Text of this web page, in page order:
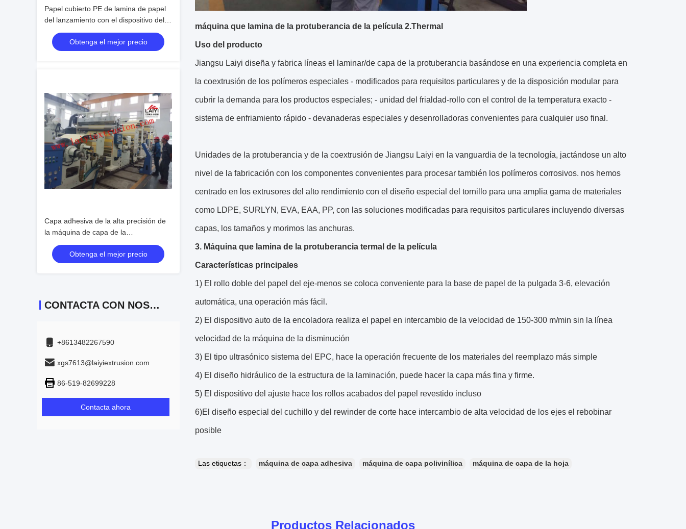
Papel cubierto PE de lamina de papel
del lanzamiento con el dispositivo del
ajuste
Obtenga el mejor precio
Capa adhesiva de la alta precisión de
la máquina de capa de la
protuberancia del papel de aluminio
Obtenga el mejor precio
CONTACTA CON NOSOTROS
+8613482267590
xgs7613@laiyiextrusion.com
86-519-82699228
Contacta ahora
máquina que lamina de la protuberancia de la película 2.Thermal
Uso del producto
Jiangsu Laiyi diseña y fabrica líneas el laminar/de capa de la protuberancia basándose en una experiencia completa en
la coextrusión de los polímeros especiales - modificados para requisitos particulares y de la disposición modular para
cubrir la demanda para los productos especiales; - unidad del frialdad-rollo con el control de la temperatura exacto -
sistema de enfriamiento rápido - devanaderas especiales y desenrolladoras convenientes para cualquier uso final.
Unidades de la protuberancia y de la coextrusión de Jiangsu Laiyi en la vanguardia de la tecnología, jactándose un alto
nivel de la fabricación con los componentes convenientes para procesar también los polímeros corrosivos. nos hemos
centrado en los extrusores del alto rendimiento con el diseño especial del tornillo para una amplia gama de materiales
como LDPE, SURLYN, EVA, EAA, PP, con las soluciones modificadas para requisitos particulares incluyendo diversas
capas, los tamaños y morimos las anchuras.
3. Máquina que lamina de la protuberancia termal de la película
Características principales
1) El rollo doble del papel del eje-menos se coloca conveniente para la base de papel de la pulgada 3-6, elevación
automática, una operación más fácil.
2) El dispositivo auto de la encoladora realiza el papel en intercambio de la velocidad de 150-300 m/min sin la línea
velocidad de la máquina de la disminución
3) El tipo ultrasónico sistema del EPC, hace la operación frecuente de los materiales del reemplazo más simple
4) El diseño hidráulico de la estructura de la laminación, puede hacer la capa más fina y firme.
5) El dispositivo del ajuste hace los rollos acabados del papel revestido incluso
6)El diseño especial del cuchillo y del rewinder de corte hace intercambio de alta velocidad de los ejes el rebobinar
posible
Las etiquetas： máquina de capa adhesiva máquina de capa polivinílica máquina de capa de la hoja
Productos Relacionados